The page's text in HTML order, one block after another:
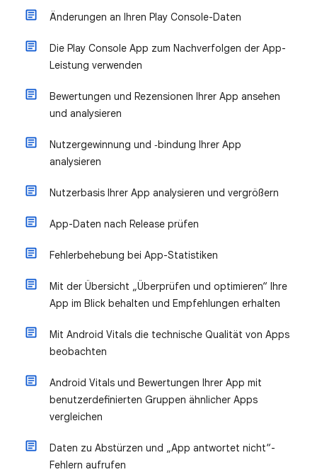
Änderungen an Ihren Play Console-Daten
Die Play Console App zum Nachverfolgen der App-
Leistung verwenden
Bewertungen und Rezensionen Ihrer App ansehen
und analysieren
Nutzergewinnung und ‑bindung Ihrer App
analysieren
Nutzerbasis Ihrer App analysieren und vergrößern
App-Daten nach Release prüfen
Fehlerbehebung bei App-Statistiken
Mit der Übersicht „Überprüfen und optimieren“ Ihre
App im Blick behalten und Empfehlungen erhalten
Mit Android Vitals die technische Qualität von Apps
beobachten
Android Vitals und Bewertungen Ihrer App mit
benutzerdefinierten Gruppen ähnlicher Apps
vergleichen
Daten zu Abstürzen und „App antwortet nicht“-
Fehlern aufrufen